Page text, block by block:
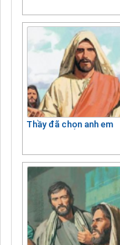
Thầy đã chọn anh em